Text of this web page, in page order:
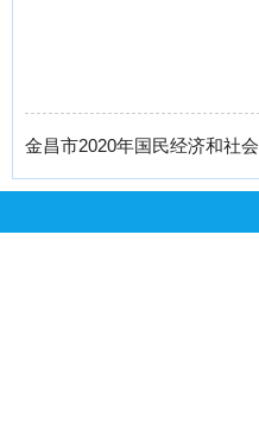
金昌市2020年国民经济和社